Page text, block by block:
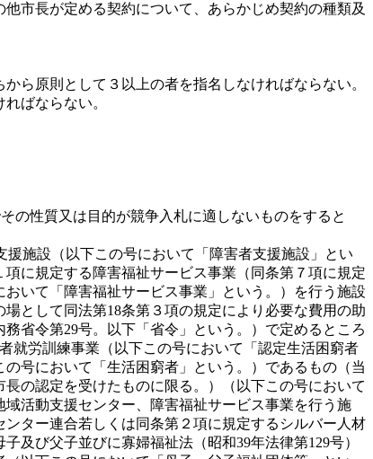
市長が定める契約について、あらかじめ契約の種類及
ら原則として３以上の者を指名しなければならない。
ばならない。
の性質又は目的が競争入札に適しないものをすると
施設（以下この号において「障害者支援施設」とい
に規定する障害福祉サービス事業（同条第７項に規定
いて「障害福祉サービス事業」という。）を行う施設
として同法第18条第３項の規定により必要な費用の助
省令第29号。以下「省令」という。）で定めるところ
就労訓練事業（以下この号において「認定生活困窮者
号において「生活困窮者」という。）であるもの（当
の認定を受けたものに限る。）（以下この号において
活動支援センター、障害福祉サービス事業を行う施
ター連合若しくは同条第２項に規定するシルバー人材
及び父子並びに寡婦福祉法（昭和39年法律第129号）